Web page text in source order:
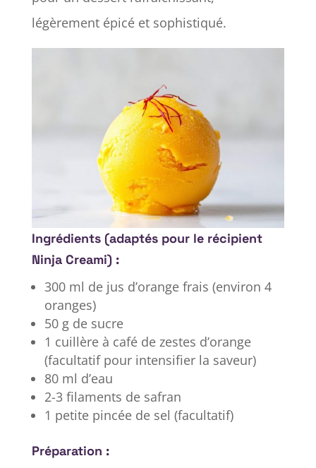
légèrement épicé et sophistiqué.
Ingrédients (adaptés pour le récipient
Ninja Creami) :
300 ml de jus d’orange frais (environ 4
oranges)
50 g de sucre
1 cuillère à café de zestes d’orange
(facultatif pour intensifier la saveur)
80 ml d’eau
2-3 filaments de safran
1 petite pincée de sel (facultatif)
Préparation :